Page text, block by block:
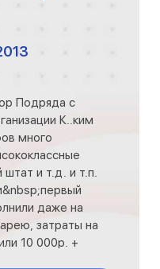
Подряда с
К..ким
много
и т.д. и т.п.
даже на
затраты на
10 000р. +